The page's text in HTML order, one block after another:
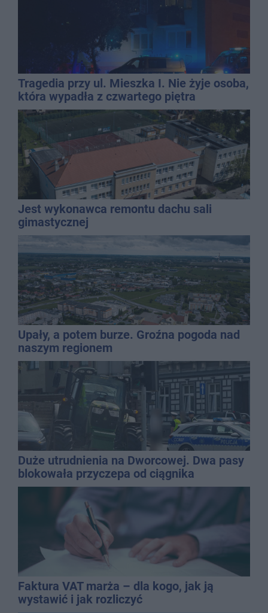
Tragedia przy ul. Mieszka I. Nie żyje osoba,
która wypadła z czwartego piętra
Jest wykonawca remontu dachu sali
gimastycznej
Upały, a potem burze. Groźna pogoda nad
naszym regionem
Duże utrudnienia na Dworcowej. Dwa pasy
blokowała przyczepa od ciągnika
Faktura VAT marża – dla kogo, jak ją
wystawić i jak rozliczyć